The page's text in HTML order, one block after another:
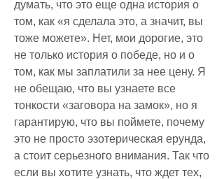
думать, что это еще одна история о
том, как «я сделала это, а значит, вы
тоже можете». Нет, мои дорогие, это
не только история о победе, но и о
том, как мы заплатили за нее цену. Я
не обещаю, что вы узнаете все
тонкости «заговора на замок», но я
гарантирую, что вы поймете, почему
это не просто эзотерическая ерунда,
а стоит серьезного внимания. Так что
если вы хотите узнать, что ждет тех,